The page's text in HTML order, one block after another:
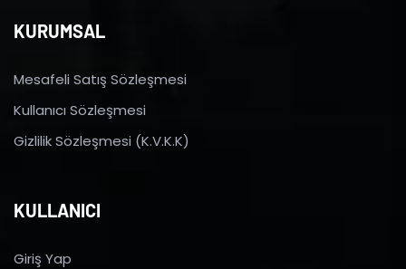
KURUMSAL
Mesafeli Satış Sözleşmesi
Kullanıcı Sözleşmesi
Gizlilik Sözleşmesi (K.V.K.K)
KULLANICI
Giriş Yap